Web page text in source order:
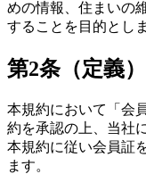
めの情報、住まいの
することを目的とし
第2条（定義）
本規約において「会
約を承認の上、当社
本規約に従い会員証
ます。